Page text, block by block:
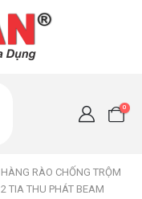
0
HÀNG RÀO CHỐNG TRỘM
2 TIA THU PHÁT BEAM